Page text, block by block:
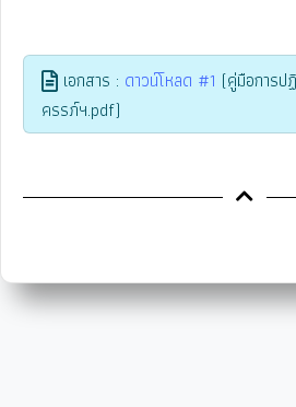
เอกสาร : ดาวน์โหลด #1 (คู่มือการ
ครรภ์ฯ.pdf)